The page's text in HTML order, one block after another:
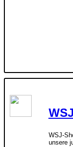
WSJ-
unsere